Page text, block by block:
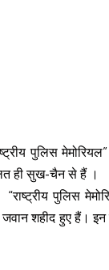
पुलिस
ही सुख-चैन से हैं ।
पुलिस
शहीद हुए हैं। इन